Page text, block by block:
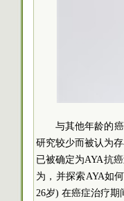
与其他年龄的
研究较少而被认为
已被确定为AYA抗
为，并探索AYA如
26岁) 在癌症治疗期